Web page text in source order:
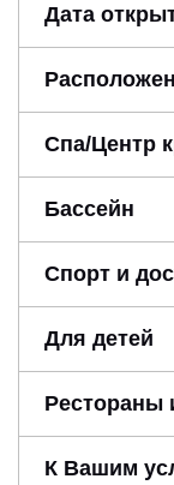
Дата
Спа/Центр
Бассейн
Спорт и
Для детей
Рестораны
К Вашим